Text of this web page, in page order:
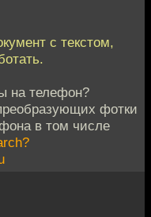
с текстом,
на телефон?
фотки
в том числе